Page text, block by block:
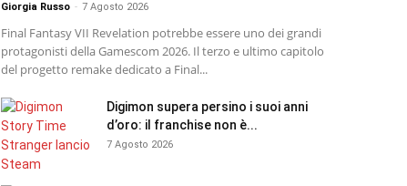
Giorgia Russo - 7 Agosto 2026
Final Fantasy VII Revelation potrebbe essere uno dei grandi
protagonisti della Gamescom 2026. Il terzo e ultimo capitolo
del progetto remake dedicato a Final...
Digimon supera persino i suoi anni
d’oro: il franchise non è...
7 Agosto 2026